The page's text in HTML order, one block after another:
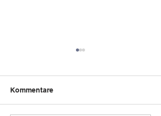
Bëschpiraten
Kommentare